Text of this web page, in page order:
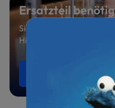
Ersatzteil
Sie suchen ein spezielles
Hilfe bei der Auswahl?
Ersatzteile anfragen